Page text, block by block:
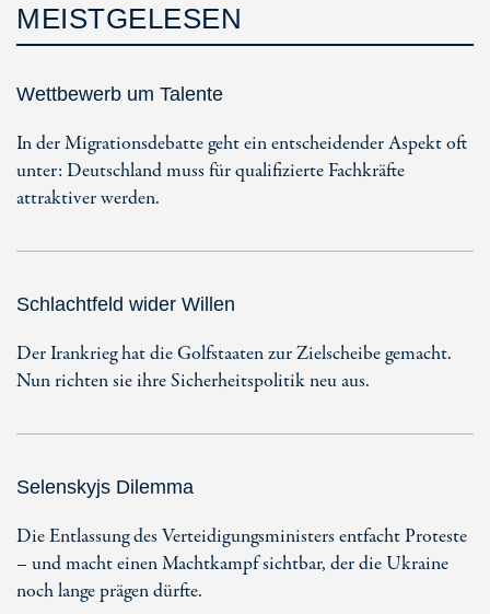
MEISTGELESEN
Wettbewerb um Talente
In der Migrationsdebatte geht ein entscheidender Aspekt oft
unter: Deutschland muss für qualifizierte Fachkräfte
attraktiver werden.
Schlachtfeld wider Willen
Der Irankrieg hat die Golfstaaten zur Zielscheibe gemacht.
Nun richten sie ihre Sicherheitspolitik neu aus.
Selenskyjs Dilemma
Die Entlassung des Verteidigungsministers entfacht Proteste
– und macht einen Machtkampf sichtbar, der die Ukraine
noch lange prägen dürfte.